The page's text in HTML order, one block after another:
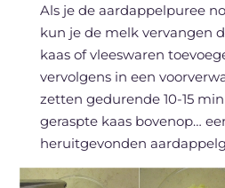
Als je de aardappelpuree
kun je de melk vervangen
kaas of vleeswaren
vervolgens in een
zetten gedurende 10-15
geraspte kaas bovenop…
heruitgevonden